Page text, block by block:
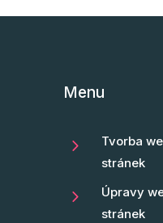
Menu
5
Tvorba
stránek
5
Úpravy
stránek